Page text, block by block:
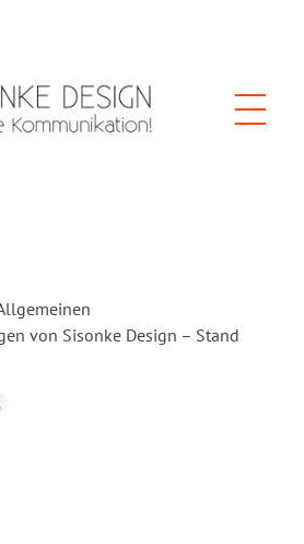
von Sisonke Design – Stand